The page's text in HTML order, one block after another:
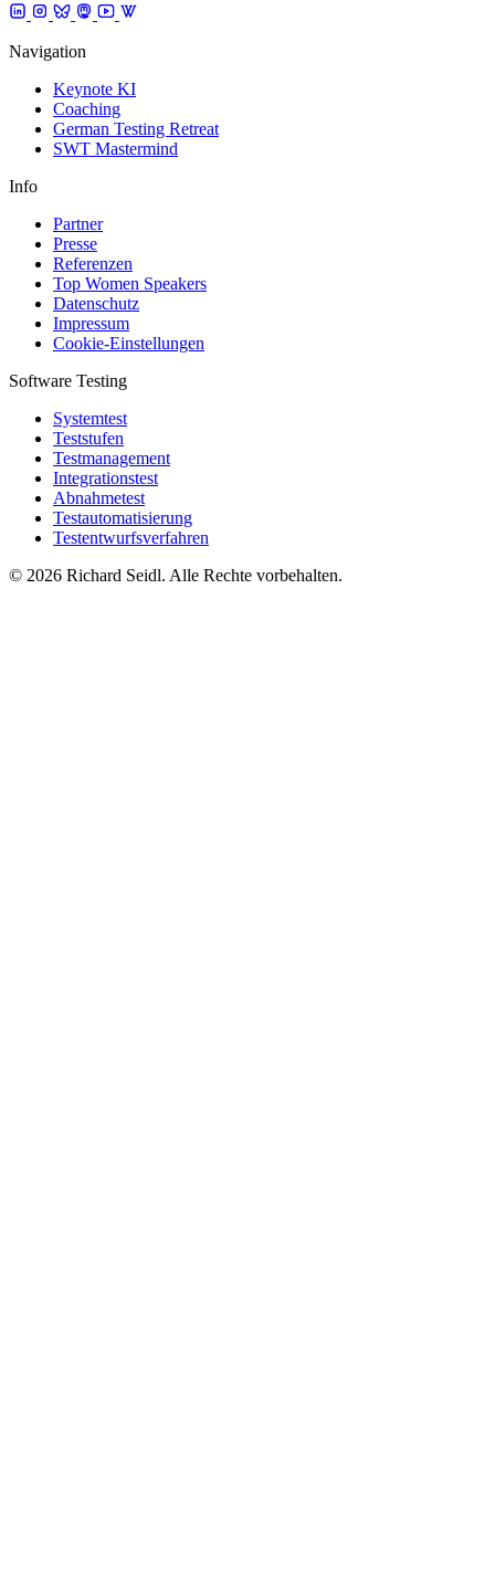
Navigation
Keynote KI
Coaching
German Testing Retreat
SWT Mastermind
Info
Partner
Presse
Referenzen
Top Women Speakers
Datenschutz
Impressum
Cookie-Einstellungen
Software Testing
Systemtest
Teststufen
Testmanagement
Integrationstest
Abnahmetest
Testautomatisierung
Testentwurfsverfahren
© 2026 Richard Seidl. Alle Rechte vorbehalten.